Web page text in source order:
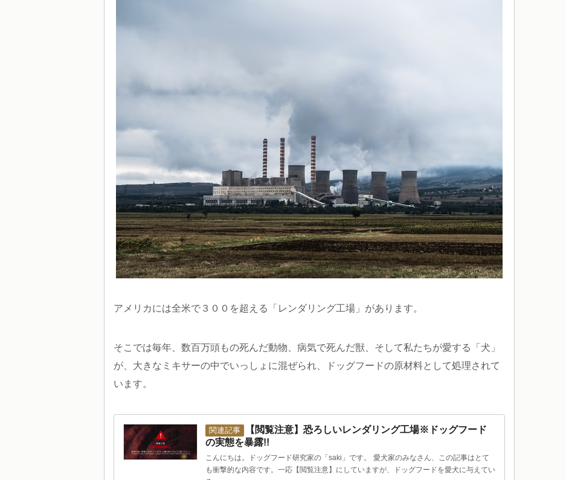
アメリカには全米で３００を超える「レンダリング工場」があります。
そこでは毎年、数百万頭もの死んだ動物、病気で死んだ獣、そして私たちが愛する「犬」
が、大きなミキサーの中でいっしょに混ぜられ、ドッグフードの原材料として処理されて
います。
【閲覧注意】恐ろしいレンダリング工場※ドッグフード
の実態を暴露!!
こんにちは。ドッグフード研究家の「saki」です。
愛犬家のみなさん、この記事はとて
も衝撃的な内容です。一応【閲覧注意】にしていますが、ドッグフードを愛犬に与えてい